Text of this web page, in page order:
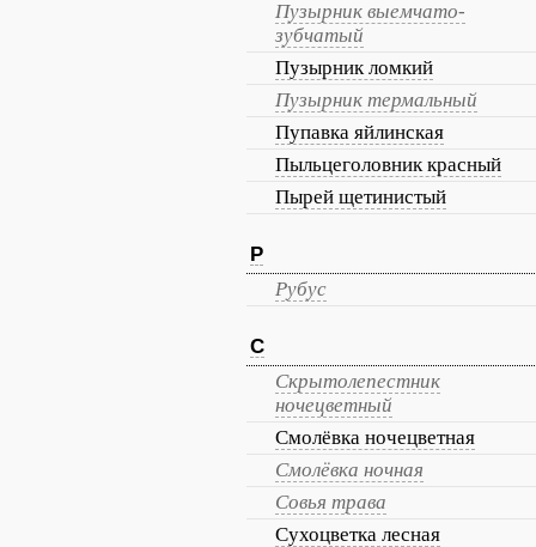
Пузырник выемчато-
зубчатый
Пузырник ломкий
Пузырник термальный
Пупавка яйлинская
Пыльцеголовник красный
Пырей щетинистый
Р
Рубус
С
Скрытолепестник
ночецветный
Смолёвка ночецветная
Смолёвка ночная
Совья трава
Сухоцветка лесная